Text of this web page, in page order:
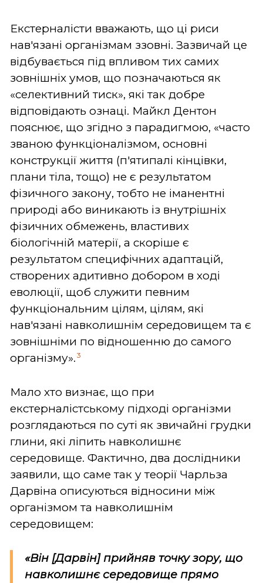
Екстерналісти вважають, що ці риси
нав'язані організмам ззовні. Зазвичай це
відбувається під впливом тих самих
зовнішніх умов, що позначаються як
«селективний тиск», які так добре
відповідають ознаці. Майкл Дентон
пояснює, що згідно з парадигмою, «часто
званою функціоналізмом, основні
конструкції життя (п'ятипалі кінцівки,
плани тіла, тощо) не є результатом
фізичного закону, тобто не іманентні
природі або виникають із внутрішніх
фізичних обмежень, властивих
біологічній матерії, а скоріше є
результатом специфічних адаптацій,
створених адитивно добором в ході
еволюції, щоб служити певним
функціональним цілям, цілям, які
нав'язані навколишнім середовищем та є
зовнішніми по відношенню до самого
організму». 3
Мало хто визнає, що при
екстерналістському підході організми
розглядаються по суті як звичайні грудки
глини, які ліпить навколишнє
середовище. Фактично, два дослідники
заявили, що саме так у теорії Чарльза
Дарвіна описуються відносини між
організмом та навколишнім
середовищем:
«Він [Дарвін] прийняв точку зору, що
навколишнє середовище прямо